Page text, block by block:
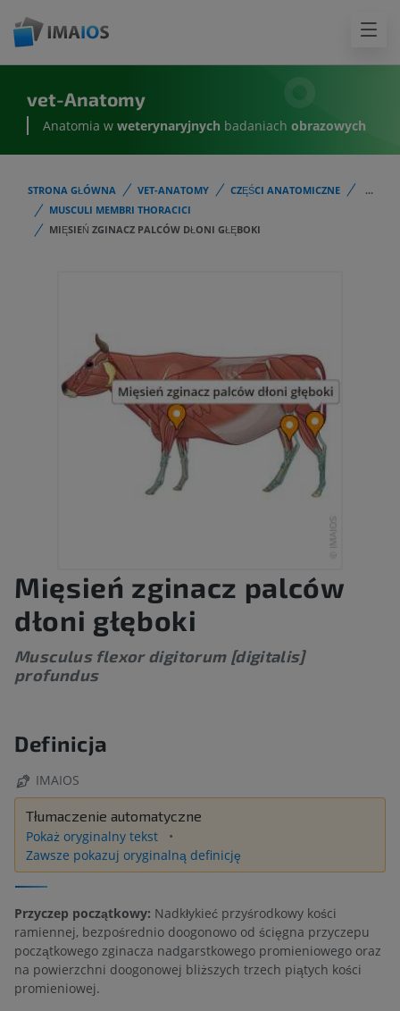
vet-Anatomy
Anatomia w weterynaryjnych badaniach obrazowych
STRONA GŁÓWNA VET-ANATOMY CZĘŚCI ANATOMICZNE
...
MUSCULI MEMBRI THORACICI
MIĘSIEŃ ZGINACZ PALCÓW DŁONI GŁĘBOKI
Mięsień zginacz palców
dłoni głęboki
Musculus flexor digitorum [digitalis]
profundus
Definicja
IMAIOS
Tłumaczenie automatyczne
Pokaż oryginalny tekst
Zawsze pokazuj oryginalną definicję
Przyczep początkowy: Nadkłykieć przyśrodkowy kości
ramiennej, bezpośrednio doogonowo od ścięgna przyczepu
początkowego zginacza nadgarstkowego promieniowego oraz
na powierzchni doogonowej bliższych trzech piątych kości
promieniowej.